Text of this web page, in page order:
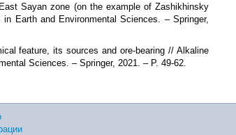
Sayan zone (on the example of Zashikhinsky
Earth and Environmental Sciences. – Springer,
feature, its sources and ore-bearing // Alkaline
Sciences. – Springer, 2021. – P. 49-62.